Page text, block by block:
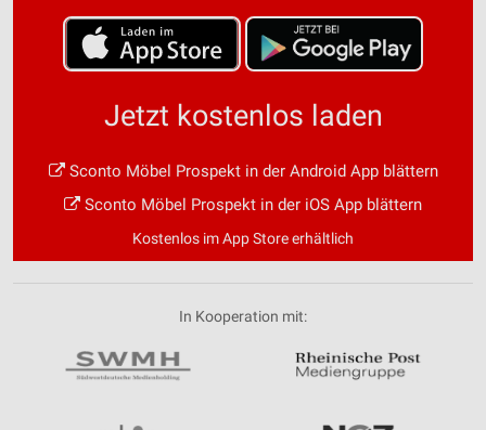
Jetzt kostenlos laden
Sconto Möbel Prospekt in der Android App blättern
Sconto Möbel Prospekt in der iOS App blättern
Kostenlos im App Store erhältlich
In Kooperation mit: